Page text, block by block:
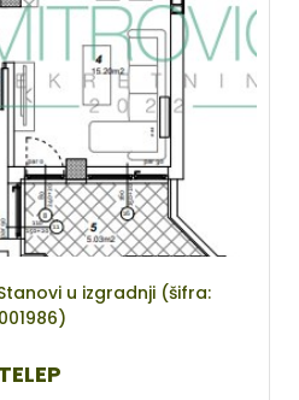
u izgradnji (šifra:
TELEP